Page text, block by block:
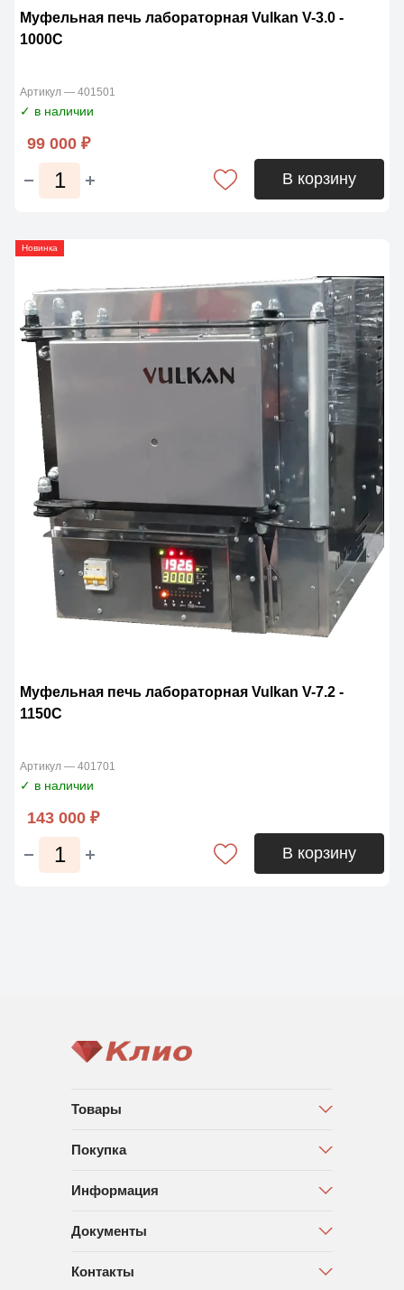
Муфельная печь лабораторная Vulkan V-3.0 -
1000С
Артикул — 401501
✓ в наличии
99 000 ₽
В корзину
Новинка
Муфельная печь лабораторная Vulkan V-7.2 -
1150C
Артикул — 401701
✓ в наличии
143 000 ₽
В корзину
Товары
Покупка
Информация
Документы
Контакты